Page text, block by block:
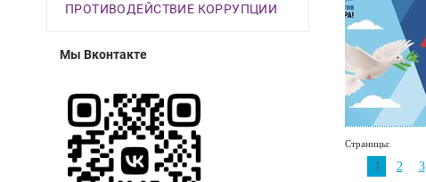
ПРОТИВОДЕЙСТВИЕ КОРРУПЦИИ
Мы Вконтакте
Страницы:
1 2 3